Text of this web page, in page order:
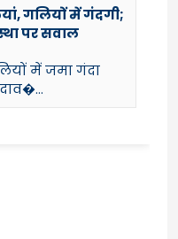
गलियों में गंदगी;
पर सवाल
में जमा गंदा